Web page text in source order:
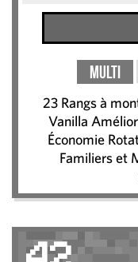
Multi
23 Rangs à
Vanilla
Économie
Familiers et